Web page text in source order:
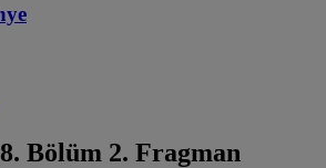
Bölüm 2. Fragman